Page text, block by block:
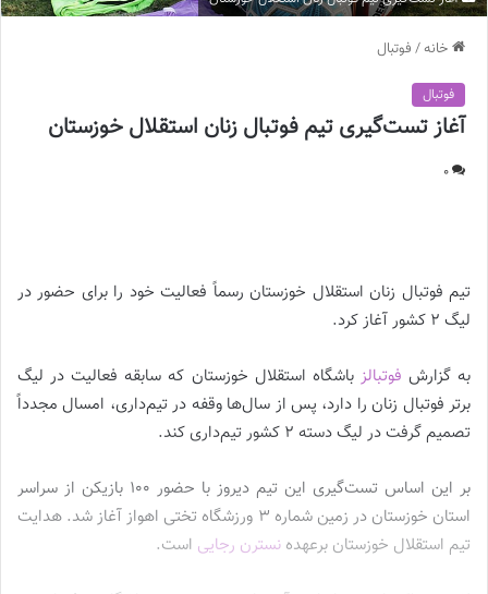
خانه/ فوتبال
فوتبال
آغاز تست‌گیری تیم فوتبال زنان استقلال خوزستان
0
تیم فوتبال زنان استقلال خوزستان رسماً فعالیت خود را برای حضور در
لیگ ۲ کشور آغاز کرد.
به گزارش فوتبالز باشگاه استقلال خوزستان که سابقه فعالیت در لیگ
برتر فوتبال زنان را دارد، پس از سال‌ها وقفه در تیم‌داری، امسال مجدداً
تصمیم گرفت در لیگ دسته ۲ کشور تیم‌داری کند.
بر این اساس تست‌گیری این تیم دیروز با حضور ۱۰۰ بازیکن از سراسر
استان خوزستان در زمین شماره ۳ ورزشگاه تختی اهواز آغاز شد. هدایت
تیم استقلال خوزستان برعهده نسترن رجایی است.